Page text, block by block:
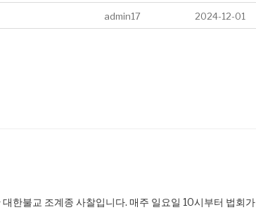
admin17 2024-12-01
한불교 조계종 사찰입니다. 매주 일요일 10시부터 법회가